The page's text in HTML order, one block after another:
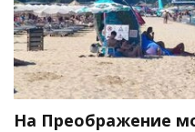
На Преображение